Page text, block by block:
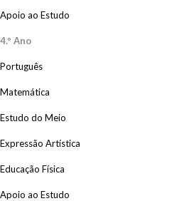
Apoio ao Estudo
4.º Ano
Português
Matemática
Estudo do Meio
Expressão Artística
Educação Física
Apoio ao Estudo